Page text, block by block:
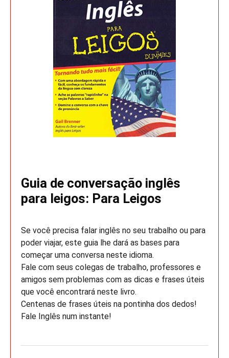
Guia de conversação inglês
para leigos: Para Leigos
Se você precisa falar inglês no seu trabalho ou para
poder viajar, este guia lhe dará as bases para
começar uma conversa neste idioma.
Fale com seus colegas de trabalho, professores e
amigos sem problemas com as dicas e frases úteis
que você encontrará neste livro.
Centenas de frases úteis na pontinha dos dedos!
Fale Inglês num instante!